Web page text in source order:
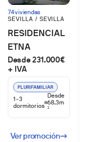
74 viviendas
SEVILLA / SEVILLA
RESIDENCIAL
ETNA
Desde 231.000€
+ IVA
PLURIFAMILIAR
1-3
dormitorios
Desde
68,3m
2
Ver promoción